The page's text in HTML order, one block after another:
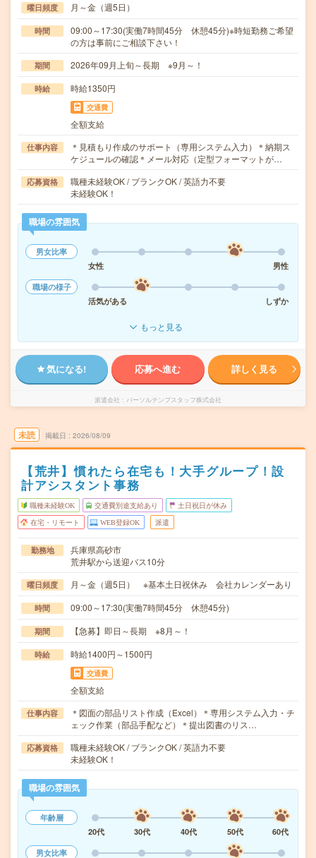
曜日頻度 月～金（週5日）
時間
09:00～17:30(実働7時間45分 休憩45分)※時短勤務ご希望
の方は事前にご相談下さい！
期間 2026年09月上旬～長期 ※9月～！
時給 時給1350円
交通費
全額支給
仕事内容
＊見積もり作成のサポート（専用システム入力）＊納期ス
ケジュールの確認＊メール対応（定型フォーマットが…
応募資格
職種未経験OK / ブランクOK / 英語力不要
未経験OK！
職場の雰囲気
男女比率
女性
男性
職場の様子
活気がある
しずか
もっと見る
気になる! 応募へ進む 詳しく見る
派遣会社 パーソルテンプスタッフ株式会社
未読 掲載日 2026/08/09
【荒井】慣れたら在宅も！大手グループ！設
計アシスタント事務
職種未経験OK 交通費別途支給あり 土日祝日が休み
在宅・リモート WEB登録OK 派遣
勤務地
兵庫県高砂市
荒井駅から送迎バス10分
曜日頻度 月～金（週5日） ※基本土日祝休み 会社カレンダーあり
時間 09:00～17:30(実働7時間45分 休憩45分)
期間 【急募】即日～長期 ※8月～！
時給 時給1400円～1500円
交通費
全額支給
仕事内容
＊図面の部品リスト作成（Excel）＊専用システム入力・チ
ェック作業（部品手配など）＊提出図書のリス…
応募資格
職種未経験OK / ブランクOK / 英語力不要
未経験OK！
職場の雰囲気
年齢層
20代
30代 40代 50代
60代
男女比率